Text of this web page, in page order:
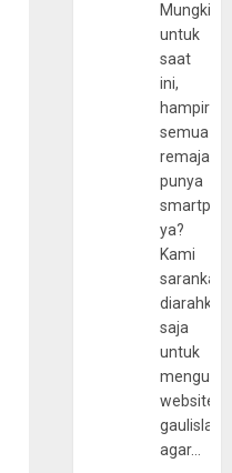
Mungkin
untuk
saat
ini,
hampir
semua
remaja
punya
ya?
Kami
sarankan,
diarahkan
saja
untuk
website
agar…